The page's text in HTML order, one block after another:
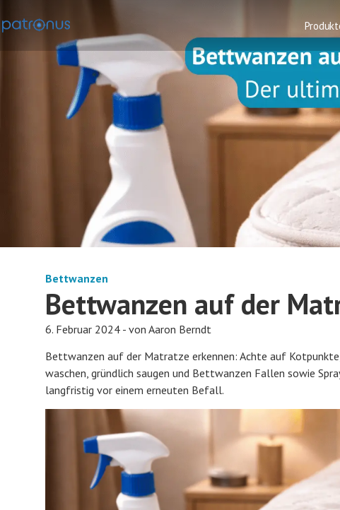
Bettwanzen
Bettwanzen auf der
6. Februar 2024 - von Aaron Berndt
Bettwanzen auf der Matratze erkennen: Achte auf
waschen, gründlich saugen und Bettwanzen Fallen sowie
langfristig vor einem erneuten Befall.